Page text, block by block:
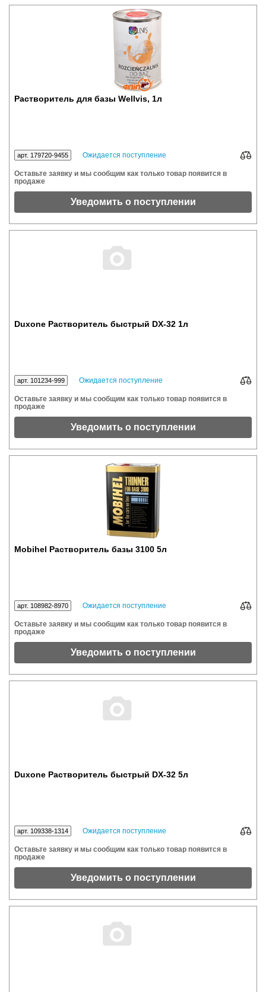
Растворитель для базы Wellvis, 1л
арт. 179720-9455 Ожидается поступление
Оставьте заявку и мы сообщим как только товар появится в
продаже
Уведомить о поступлении
Duxone Растворитель быстрый DX-32 1л
арт. 101234-999 Ожидается поступление
Оставьте заявку и мы сообщим как только товар появится в
продаже
Уведомить о поступлении
Mobihel Растворитель базы 3100 5л
арт. 108982-8970 Ожидается поступление
Оставьте заявку и мы сообщим как только товар появится в
продаже
Уведомить о поступлении
Duxone Растворитель быстрый DX-32 5л
арт. 109338-1314 Ожидается поступление
Оставьте заявку и мы сообщим как только товар появится в
продаже
Уведомить о поступлении